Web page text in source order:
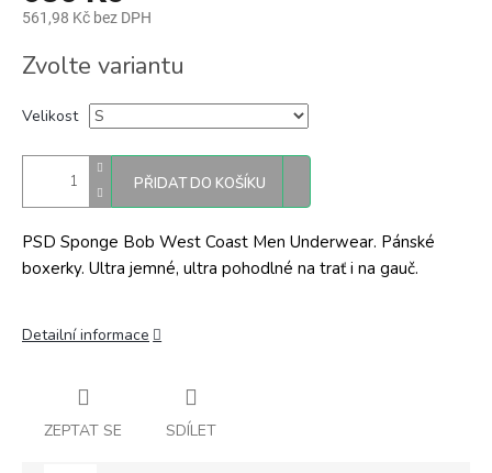
561,98 Kč bez DPH
cena:
Zvolte variantu
Velikost
PŘIDAT DO KOŠÍKU
PSD Sponge Bob West Coast Men Underwear. Pánské
boxerky. Ultra jemné, ultra pohodlné na trať i na gauč.
Detailní informace
ZEPTAT SE SDÍLET